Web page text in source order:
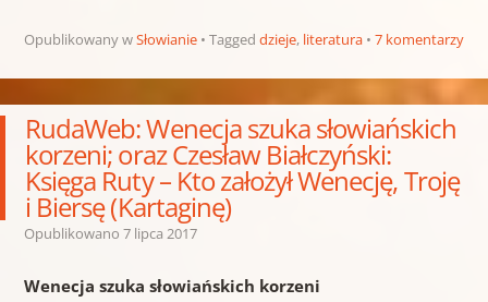
Opublikowany wSłowianie Tagged dzieje, literatura 7 komentarzy
RudaWeb: Wenecja szuka słowiańskich
korzeni; oraz Czesław Białczyński:
Księga Ruty – Kto założył Wenecję, Troję
i Biersę (Kartaginę)
Opublikowano 7 lipca 2017
Wenecja szuka słowiańskich korzeni